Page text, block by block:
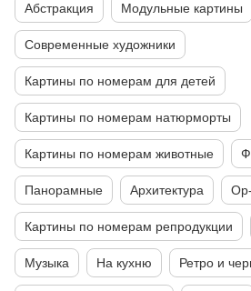
Абстракция Модульные картины
Современные художники
Картины по номерам для детей
Картины по номерам натюрморты
Картины по номерам животные
Панорамные Архитектура
Картины по номерам репродукции
Музыка На кухню Ретро и